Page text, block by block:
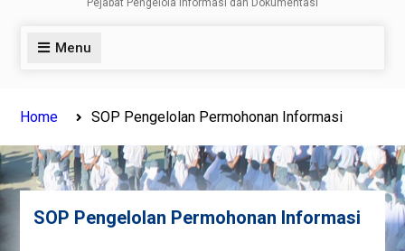
Menu
Home SOP Pengelolan Permohonan Informasi
SOP Pengelolan Permohonan Informasi